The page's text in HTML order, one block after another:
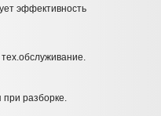
эффективность
разборке.